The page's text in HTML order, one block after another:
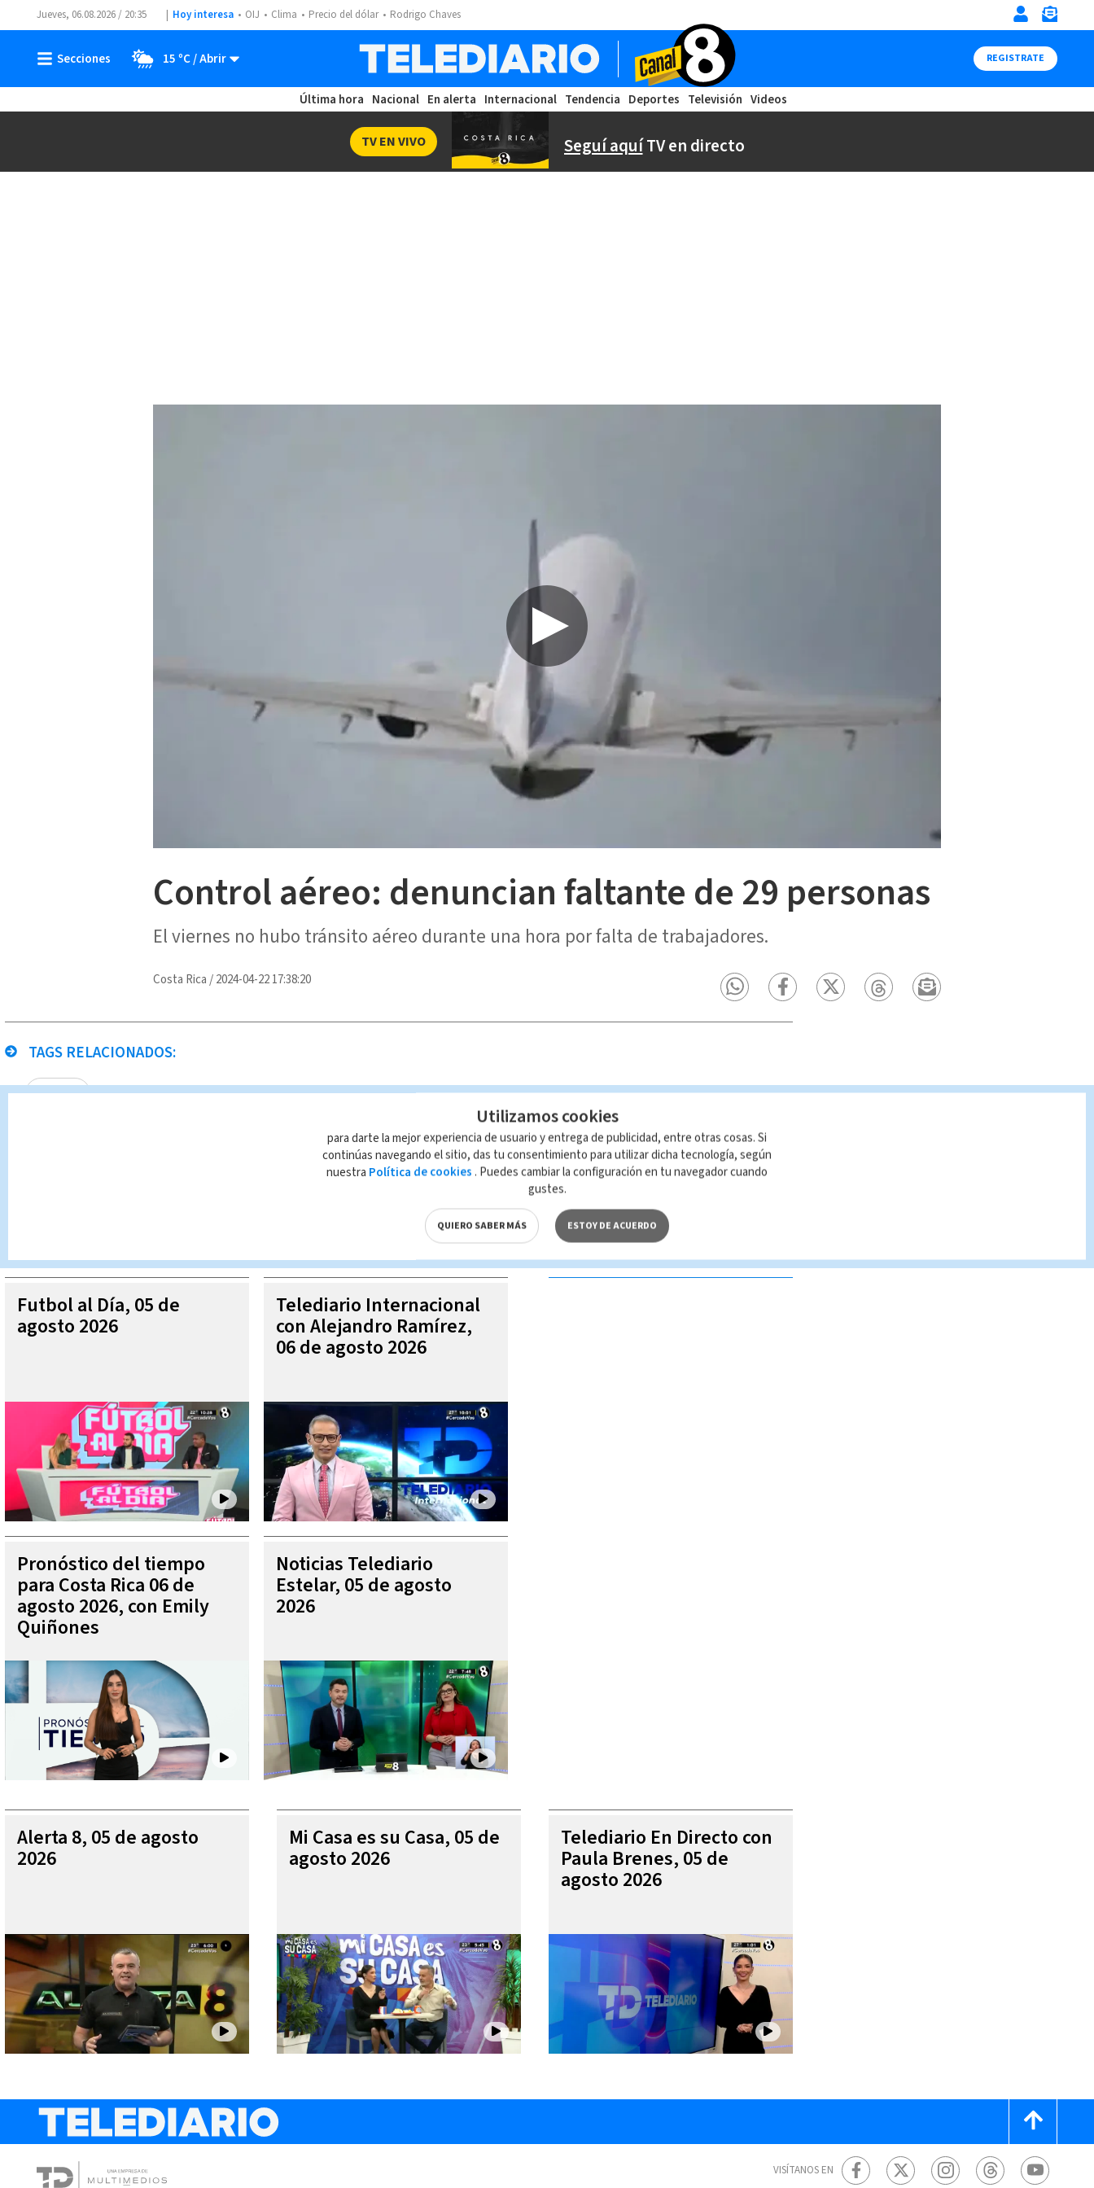
Jueves, 06.08.2026 / 20:35 Hoy interesa OIJ Clima Precio del dólar Rodrigo Chaves
15 ºC REGISTRATE
Última hora Nacional En alerta Internacional Tendencia Deportes Televisión Videos
Seguí aquíTV en directo
TV EN VIVO
Control aéreo: denuncian faltante de 29 personas
El viernes no hubo tránsito aéreo durante una hora por falta de trabajadores.
Costa Rica /2024-04-22 17:38:20
TAGS RELACIONADOS:
vuelos
Queda prohibida la reproducción total o parcial del contenido de esta página, mismo que es propiedad de TELEDIARIO; su reproducción no
MÁS VIDEOS
Futbol al Día, 05 de
agosto 2026
Telediario Internacional
con Alejandro Ramírez,
06 de agosto 2026
Pronóstico del tiempo
para Costa Rica 06 de
agosto 2026, con Emily
Quiñones
Noticias Telediario
Estelar, 05 de agosto
2026
Alerta 8, 05 de agosto
2026
Mi Casa es su Casa, 05 de
agosto 2026
Telediario En Directo con
Paula Brenes, 05 de
agosto 2026
VISÍTANOS EN
Utilizamos cookies
para darte la mejor experiencia de usuario y entrega de publicidad, entre otras cosas. Si
continúas navegando el sitio, das tu consentimiento para utilizar dicha tecnología, según
nuestra Política de cookies . Puedes cambiar la configuración en tu navegador cuando
gustes.
QUIERO SABER MÁS ESTOY DE ACUERDO